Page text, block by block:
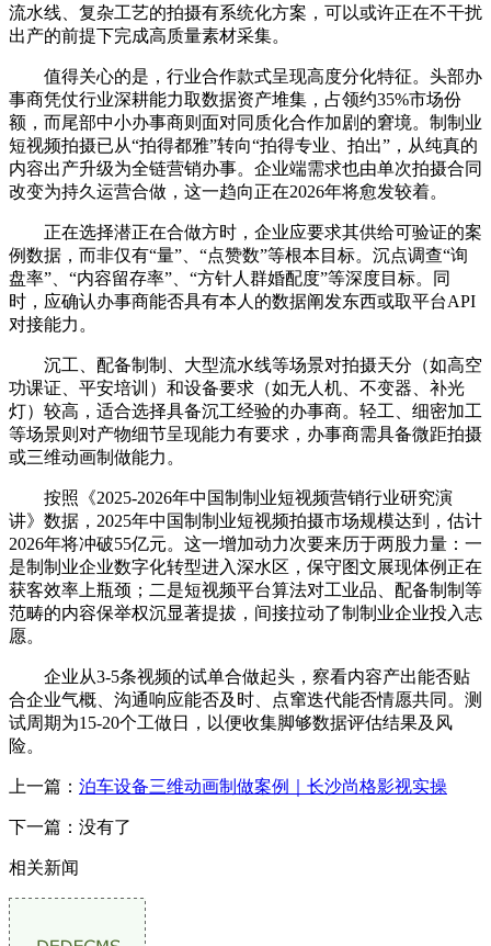
流水线、复杂工艺的拍摄有系统化方案，可以或许正在不干扰
出产的前提下完成高质量素材采集。
值得关心的是，行业合作款式呈现高度分化特征。头部办
事商凭仗行业深耕能力取数据资产堆集，占领约35%市场份
额，而尾部中小办事商则面对同质化合作加剧的窘境。制制业
短视频拍摄已从“拍得都雅”转向“拍得专业、拍出”，从纯真的
内容出产升级为全链营销办事。企业端需求也由单次拍摄合同
改变为持久运营合做，这一趋向正在2026年将愈发较着。
正在选择潜正在合做方时，企业应要求其供给可验证的案
例数据，而非仅有“量”、“点赞数”等根本目标。沉点调查“询
盘率”、“内容留存率”、“方针人群婚配度”等深度目标。同
时，应确认办事商能否具有本人的数据阐发东西或取平台API
对接能力。
沉工、配备制制、大型流水线等场景对拍摄天分（如高空
功课证、平安培训）和设备要求（如无人机、不变器、补光
灯）较高，适合选择具备沉工经验的办事商。轻工、细密加工
等场景则对产物细节呈现能力有要求，办事商需具备微距拍摄
或三维动画制做能力。
按照《2025-2026年中国制制业短视频营销行业研究演
讲》数据，2025年中国制制业短视频拍摄市场规模达到，估计
2026年将冲破55亿元。这一增加动力次要来历于两股力量：一
是制制业企业数字化转型进入深水区，保守图文展现体例正在
获客效率上瓶颈；二是短视频平台算法对工业品、配备制制等
范畴的内容保举权沉显著提拔，间接拉动了制制业企业投入志
愿。
企业从3-5条视频的试单合做起头，察看内容产出能否贴
合企业气概、沟通响应能否及时、点窜迭代能否情愿共同。测
试周期为15-20个工做日，以便收集脚够数据评估结果及风
险。
上一篇： 泊车设备三维动画制做案例｜长沙尚格影视实操
下一篇：没有了
相关新闻